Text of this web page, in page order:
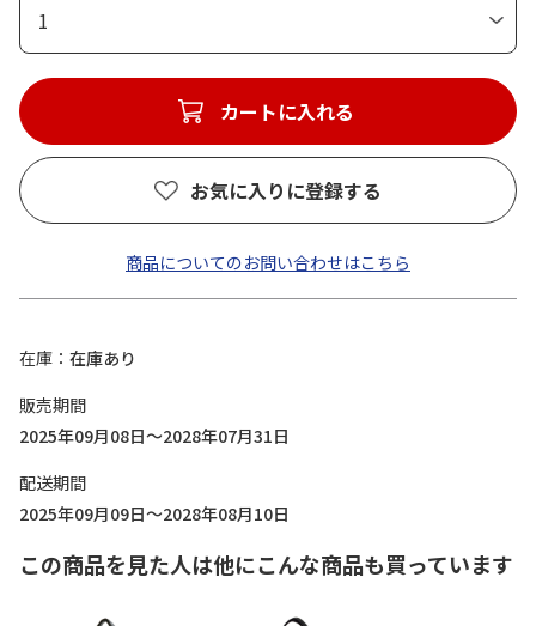
1
カートに入れる
お気に入りに登録する
商品についてのお問い合わせはこちら
在庫
在庫あり
販売期間
2025年09月08日～2028年07月31日
配送期間
2025年09月09日～2028年08月10日
この商品を見た人は他にこんな商品も買っています